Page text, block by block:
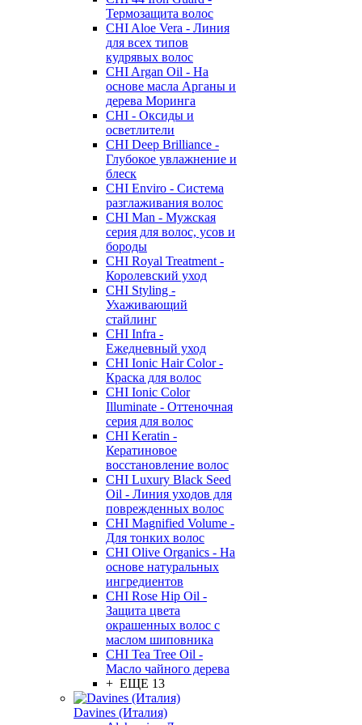
Термозащита волос
CHI Aloe Vera - Линия
для всех типов
кудрявых волос
CHI Argan Oil - На
основе масла Арганы и
дерева Моринга
CHI - Оксиды и
осветлители
CHI Deep Brilliance -
Глубокое увлажнение и
блеск
CHI Enviro - Система
разглаживания волос
CHI Man - Мужская
серия для волос, усов и
бороды
CHI Royal Treatment -
Королевский уход
CHI Styling -
Ухаживающий
стайлинг
CHI Infra -
Ежедневный уход
CHI Ionic Hair Color -
Краска для волос
CHI Ionic Color
Illuminate - Оттеночная
серия для волос
CHI Keratin -
Кератиновое
восстановление волос
CHI Luxury Black Seed
Oil - Линия уходов для
поврежденных волос
CHI Magnified Volume -
Для тонких волос
CHI Olive Organics - На
основе натуральных
ингредиентов
CHI Rose Hip Oil -
Защита цвета
окрашенных волос с
маслом шиповника
CHI Tea Tree Oil -
Масло чайного дерева
+ ЕЩЕ 13
Davines (Италия)